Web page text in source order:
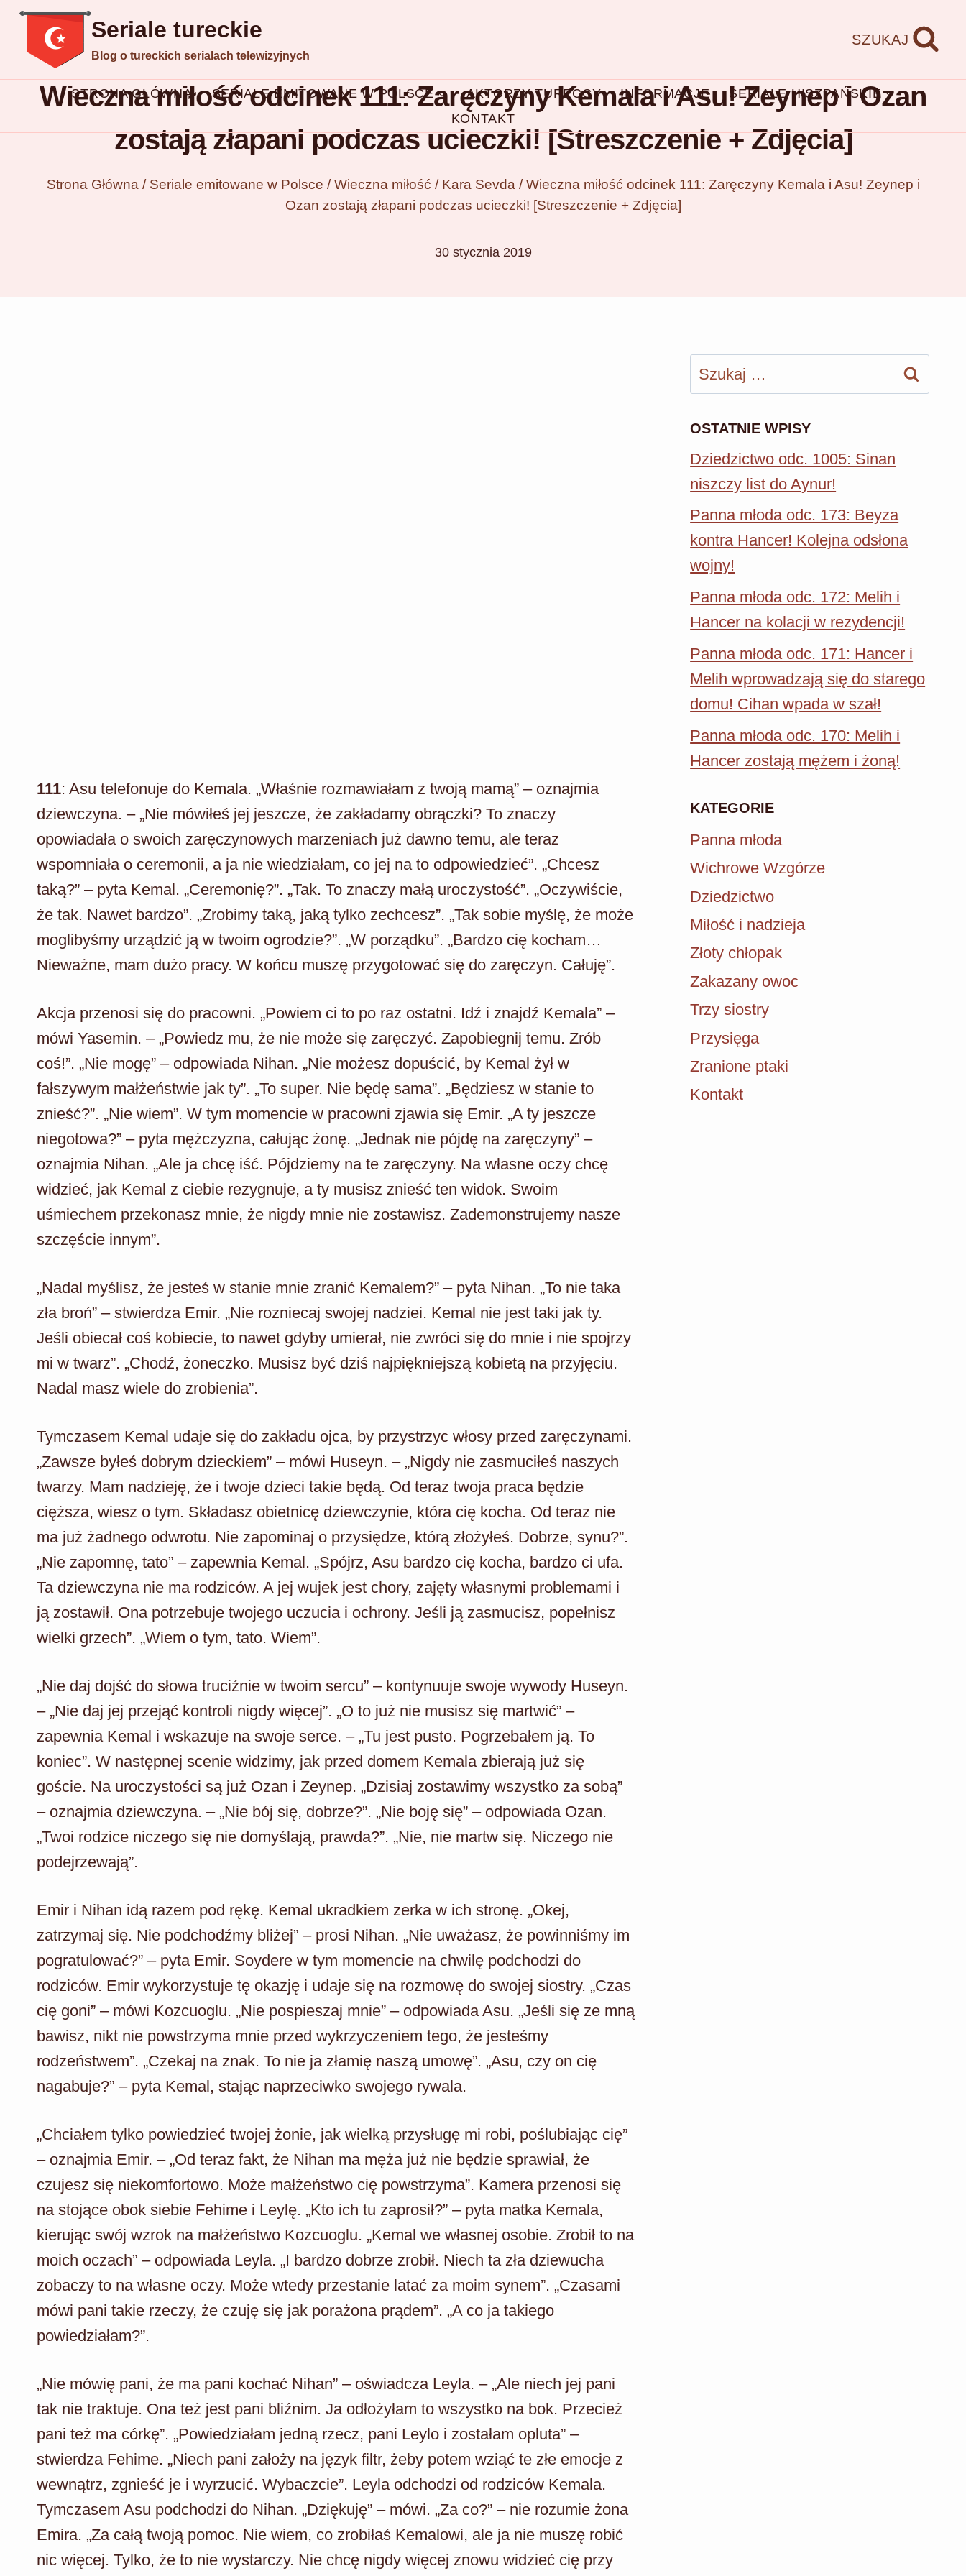
Przejdź
treści
Seriale tureckie
Blog o tureckich serialach telewizyjnych
SZUKAJ
STRONA GŁÓWNA SERIALE EMITOWANE W POLSCE AKTORZY TURECCY INFORMACJE
SERIALE HISZPAŃSKIE
KONTAKT
Wieczna miłość odcinek 111: Zaręczyny Kemala i Asu! Zeynep i Ozan
zostają złapani podczas ucieczki! [Streszczenie + Zdjęcia]
Strona Główna / Seriale emitowane w Polsce / Wieczna miłość / Kara Sevda / Wieczna miłość odcinek 111: Zaręczyny Kemala i Asu! Zeynep i
Ozan zostają złapani podczas ucieczki! [Streszczenie + Zdjęcia]
30 stycznia 2019
111: Asu telefonuje do Kemala. „Właśnie rozmawiałam z twoją mamą” – oznajmia
dziewczyna. – „Nie mówiłeś jej jeszcze, że zakładamy obrączki? To znaczy
opowiadała o swoich zaręczynowych marzeniach już dawno temu, ale teraz
wspomniała o ceremonii, a ja nie wiedziałam, co jej na to odpowiedzieć”. „Chcesz
taką?” – pyta Kemal. „Ceremonię?”. „Tak. To znaczy małą uroczystość”. „Oczywiście,
że tak. Nawet bardzo”. „Zrobimy taką, jaką tylko zechcesz”. „Tak sobie myślę, że może
moglibyśmy urządzić ją w twoim ogrodzie?”. „W porządku”. „Bardzo cię kocham…
Nieważne, mam dużo pracy. W końcu muszę przygotować się do zaręczyn. Całuję”.
Akcja przenosi się do pracowni. „Powiem ci to po raz ostatni. Idź i znajdź Kemala” –
mówi Yasemin. – „Powiedz mu, że nie może się zaręczyć. Zapobiegnij temu. Zrób
coś!”. „Nie mogę” – odpowiada Nihan. „Nie możesz dopuścić, by Kemal żył w
fałszywym małżeństwie jak ty”. „To super. Nie będę sama”. „Będziesz w stanie to
znieść?”. „Nie wiem”. W tym momencie w pracowni zjawia się Emir. „A ty jeszcze
niegotowa?” – pyta mężczyzna, całując żonę. „Jednak nie pójdę na zaręczyny” –
oznajmia Nihan. „Ale ja chcę iść. Pójdziemy na te zaręczyny. Na własne oczy chcę
widzieć, jak Kemal z ciebie rezygnuje, a ty musisz znieść ten widok. Swoim
uśmiechem przekonasz mnie, że nigdy mnie nie zostawisz. Zademonstrujemy nasze
szczęście innym”.
„Nadal myślisz, że jesteś w stanie mnie zranić Kemalem?” – pyta Nihan. „To nie taka
zła broń” – stwierdza Emir. „Nie rozniecaj swojej nadziei. Kemal nie jest taki jak ty.
Jeśli obiecał coś kobiecie, to nawet gdyby umierał, nie zwróci się do mnie i nie spojrzy
mi w twarz”. „Chodź, żoneczko. Musisz być dziś najpiękniejszą kobietą na przyjęciu.
Nadal masz wiele do zrobienia”.
Tymczasem Kemal udaje się do zakładu ojca, by przystrzyc włosy przed zaręczynami.
„Zawsze byłeś dobrym dzieckiem” – mówi Huseyn. – „Nigdy nie zasmuciłeś naszych
twarzy. Mam nadzieję, że i twoje dzieci takie będą. Od teraz twoja praca będzie
cięższa, wiesz o tym. Składasz obietnicę dziewczynie, która cię kocha. Od teraz nie
ma już żadnego odwrotu. Nie zapominaj o przysiędze, którą złożyłeś. Dobrze, synu?”.
„Nie zapomnę, tato” – zapewnia Kemal. „Spójrz, Asu bardzo cię kocha, bardzo ci ufa.
Ta dziewczyna nie ma rodziców. A jej wujek jest chory, zajęty własnymi problemami i
ją zostawił. Ona potrzebuje twojego uczucia i ochrony. Jeśli ją zasmucisz, popełnisz
wielki grzech”. „Wiem o tym, tato. Wiem”.
„Nie daj dojść do słowa truciźnie w twoim sercu” – kontynuuje swoje wywody Huseyn.
– „Nie daj jej przejąć kontroli nigdy więcej”. „O to już nie musisz się martwić” –
zapewnia Kemal i wskazuje na swoje serce. – „Tu jest pusto. Pogrzebałem ją. To
koniec”. W następnej scenie widzimy, jak przed domem Kemala zbierają już się
goście. Na uroczystości są już Ozan i Zeynep. „Dzisiaj zostawimy wszystko za sobą”
– oznajmia dziewczyna. – „Nie bój się, dobrze?”. „Nie boję się” – odpowiada Ozan.
„Twoi rodzice niczego się nie domyślają, prawda?”. „Nie, nie martw się. Niczego nie
podejrzewają”.
Emir i Nihan idą razem pod rękę. Kemal ukradkiem zerka w ich stronę. „Okej,
zatrzymaj się. Nie podchodźmy bliżej” – prosi Nihan. „Nie uważasz, że powinniśmy im
pogratulować?” – pyta Emir. Soydere w tym momencie na chwilę podchodzi do
rodziców. Emir wykorzystuje tę okazję i udaje się na rozmowę do swojej siostry. „Czas
cię goni” – mówi Kozcuoglu. „Nie pospieszaj mnie” – odpowiada Asu. „Jeśli się ze mną
bawisz, nikt nie powstrzyma mnie przed wykrzyczeniem tego, że jesteśmy
rodzeństwem”. „Czekaj na znak. To nie ja złamię naszą umowę”. „Asu, czy on cię
nagabuje?” – pyta Kemal, stając naprzeciwko swojego rywala.
„Chciałem tylko powiedzieć twojej żonie, jak wielką przysługę mi robi, poślubiając cię”
– oznajmia Emir. – „Od teraz fakt, że Nihan ma męża już nie będzie sprawiał, że
czujesz się niekomfortowo. Może małżeństwo cię powstrzyma”. Kamera przenosi się
na stojące obok siebie Fehime i Leylę. „Kto ich tu zaprosił?” – pyta matka Kemala,
kierując swój wzrok na małżeństwo Kozcuoglu. „Kemal we własnej osobie. Zrobił to na
moich oczach” – odpowiada Leyla. „I bardzo dobrze zrobił. Niech ta zła dziewucha
zobaczy to na własne oczy. Może wtedy przestanie latać za moim synem”. „Czasami
mówi pani takie rzeczy, że czuję się jak porażona prądem”. „A co ja takiego
powiedziałam?”.
„Nie mówię pani, że ma pani kochać Nihan” – oświadcza Leyla. – „Ale niech jej pani
tak nie traktuje. Ona też jest pani bliźnim. Ja odłożyłam to wszystko na bok. Przecież
pani też ma córkę”. „Powiedziałam jedną rzecz, pani Leylo i zostałam opluta” –
stwierdza Fehime. „Niech pani założy na język filtr, żeby potem wziąć te złe emocje z
wewnątrz, zgnieść je i wyrzucić. Wybaczcie”. Leyla odchodzi od rodziców Kemala.
Tymczasem Asu podchodzi do Nihan. „Dziękuję” – mówi. „Za co?” – nie rozumie żona
Emira. „Za całą twoją pomoc. Nie wiem, co zrobiłaś Kemalowi, ale ja nie muszę robić
nic więcej. Tylko, że to nie wystarczy. Nie chcę nigdy więcej znowu widzieć cię przy
Szukaj:
OSTATNIE WPISY
Dziedzictwo odc. 1005: Sinan
niszczy list do Aynur!
Panna młoda odc. 173: Beyza
kontra Hancer! Kolejna odsłona
wojny!
Panna młoda odc. 172: Melih i
Hancer na kolacji w rezydencji!
Panna młoda odc. 171: Hancer i
Melih wprowadzają się do starego
domu! Cihan wpada w szał!
Panna młoda odc. 170: Melih i
Hancer zostają mężem i żoną!
KATEGORIE
Panna młoda
Wichrowe Wzgórze
Dziedzictwo
Miłość i nadzieja
Złoty chłopak
Zakazany owoc
Trzy siostry
Przysięga
Zranione ptaki
Kontakt